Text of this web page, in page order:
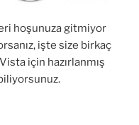
hoşunuza gitmiyor
işte size birkaç
için hazırlanmış